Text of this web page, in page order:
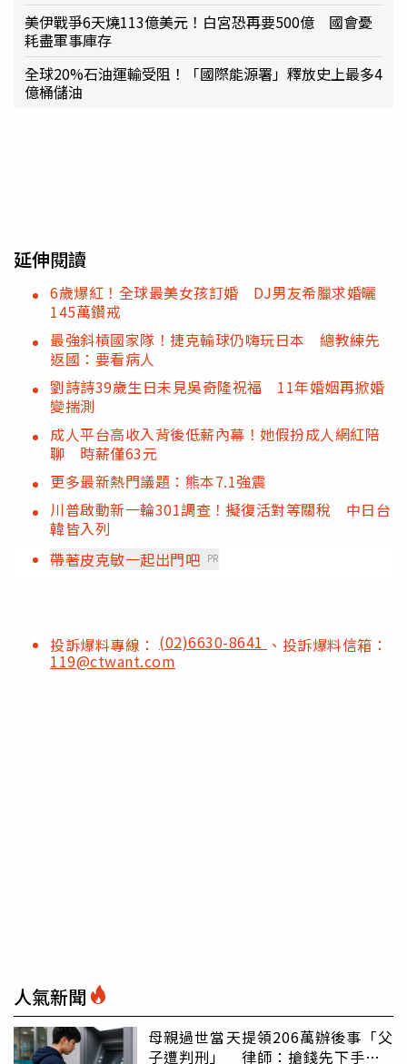
美伊戰爭6天燒113億美元！白宮恐再要500億 國會憂
耗盡軍事庫存
全球20%石油運輸受阻！「國際能源署」釋放史上最多4
億桶儲油
延伸閱讀
6歲爆紅！全球最美女孩訂婚 DJ男友希臘求婚曬
145萬鑽戒
最強斜槓國家隊！捷克輸球仍嗨玩日本 總教練先
返國：要看病人
劉詩詩39歲生日未見吳奇隆祝福 11年婚姻再掀婚
變揣測
成人平台高收入背後低薪內幕！她假扮成人網紅陪
聊 時薪僅63元
更多最新熱門議題：熊本7.1強震
川普啟動新一輪301調查！擬復活對等關稅 中日台
韓皆入列
帶著皮克敏一起出門吧 PR
投訴爆料專線： (02)6630-8641 、投訴爆料信箱：
119@ctwant.com
人氣新聞
母親過世當天提領206萬辦後事「父
子遭判刑」 律師：搶錢先下手是